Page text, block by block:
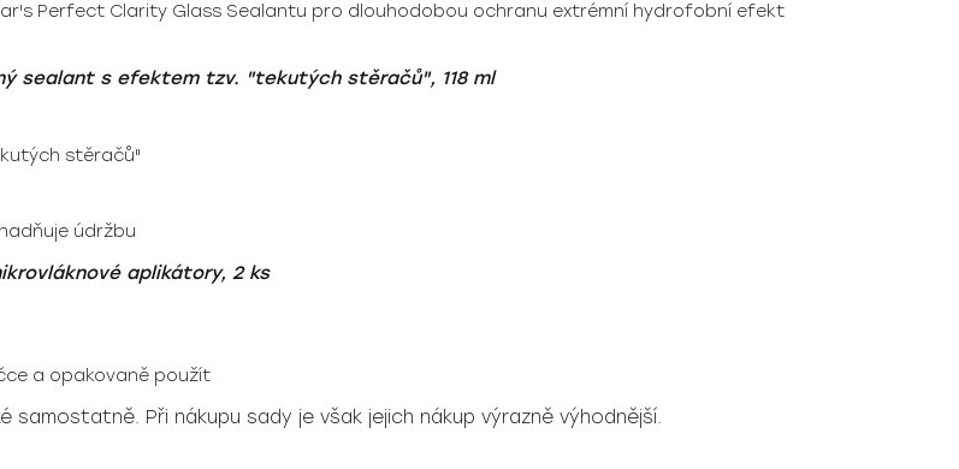
Perfect Clarity Glass Sealantu pro dlouhodobou ochranu extrémní hydrofobní efekt
sealant s efektem tzv. "tekutých stěračů", 118 ml
stěračů"
údržbu
aplikátory, 2 ks
a opakovaně použít
Při nákupu sady je však jejich nákup výrazně výhodnější.